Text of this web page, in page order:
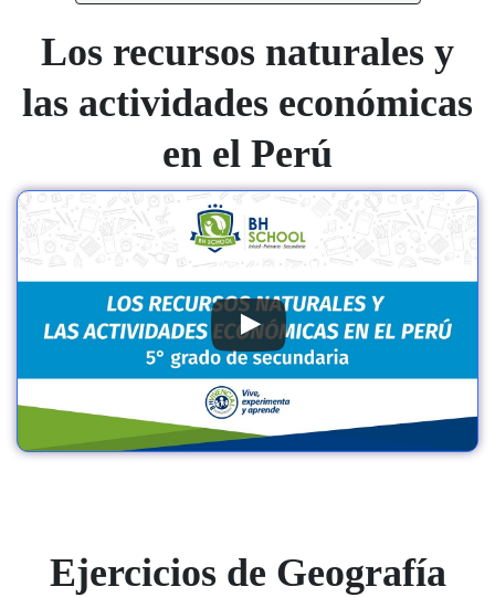
Los recursos naturales y
las actividades económicas
en el Perú
Ejercicios de Geografía